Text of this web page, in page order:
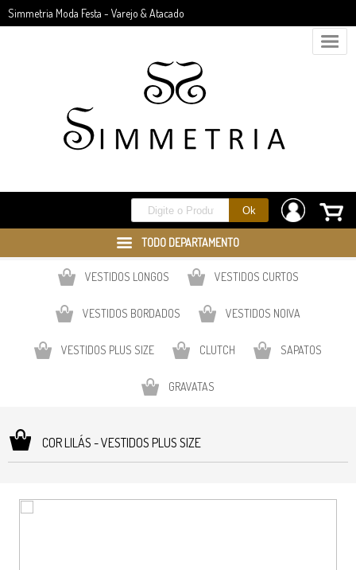
Simmetria Moda Festa - Varejo & Atacado
TODO DEPARTAMENTO
VESTIDOS LONGOS VESTIDOS CURTOS
VESTIDOS BORDADOS VESTIDOS NOIVA
VESTIDOS PLUS SIZE CLUTCH SAPATOS
GRAVATAS
COR LILÁS - VESTIDOS PLUS SIZE